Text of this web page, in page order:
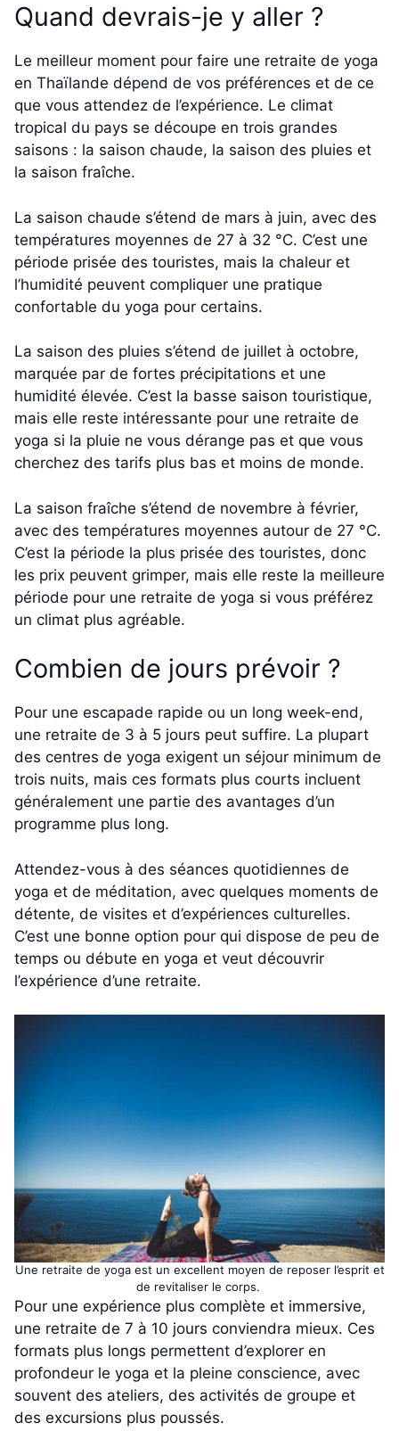
Quand devrais-je y aller ?
Le meilleur moment pour faire une retraite de yoga
en Thaïlande dépend de vos préférences et de ce
que vous attendez de l’expérience. Le climat
tropical du pays se découpe en trois grandes
saisons : la saison chaude, la saison des pluies et
la saison fraîche.
La saison chaude s’étend de mars à juin, avec des
températures moyennes de 27 à 32 °C. C’est une
période prisée des touristes, mais la chaleur et
l’humidité peuvent compliquer une pratique
confortable du yoga pour certains.
La saison des pluies s’étend de juillet à octobre,
marquée par de fortes précipitations et une
humidité élevée. C’est la basse saison touristique,
mais elle reste intéressante pour une retraite de
yoga si la pluie ne vous dérange pas et que vous
cherchez des tarifs plus bas et moins de monde.
La saison fraîche s’étend de novembre à février,
avec des températures moyennes autour de 27 °C.
C’est la période la plus prisée des touristes, donc
les prix peuvent grimper, mais elle reste la meilleure
période pour une retraite de yoga si vous préférez
un climat plus agréable.
Combien de jours prévoir ?
Pour une escapade rapide ou un long week-end,
une retraite de 3 à 5 jours peut suffire. La plupart
des centres de yoga exigent un séjour minimum de
trois nuits, mais ces formats plus courts incluent
généralement une partie des avantages d’un
programme plus long.
Attendez-vous à des séances quotidiennes de
yoga et de méditation, avec quelques moments de
détente, de visites et d’expériences culturelles.
C’est une bonne option pour qui dispose de peu de
temps ou débute en yoga et veut découvrir
l’expérience d’une retraite.
Une retraite de yoga est un excellent moyen de reposer l’esprit et
de revitaliser le corps.
Pour une expérience plus complète et immersive,
une retraite de 7 à 10 jours conviendra mieux. Ces
formats plus longs permettent d’explorer en
profondeur le yoga et la pleine conscience, avec
souvent des ateliers, des activités de groupe et
des excursions plus poussés.